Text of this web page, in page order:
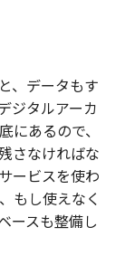
、データもす
ジタルアーカ
にあるので、
さなければな
ービスを使わ
もし使えなく
ースも整備し